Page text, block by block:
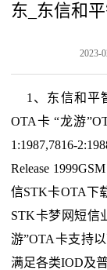
东_东信和
2023-
1、东信和平
OTA卡 “龙游
1:1987,7816-
Release
信STK卡OTA下
STK卡梦网短信
游”OTA卡支持
满足各类IOD及